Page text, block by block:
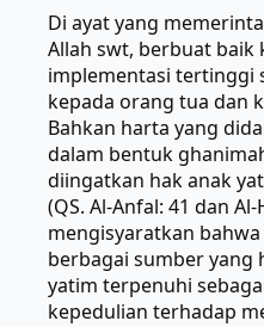
Di ayat yang
Allah swt, berbuat baik
implementasi tertinggi
kepada orang tua dan
Bahkan harta yang
dalam bentuk
diingatkan hak anak
(QS. Al-Anfal: 41 dan
mengisyaratkan
berbagai sumber yang
yatim terpenuhi
kepedulian terhadap